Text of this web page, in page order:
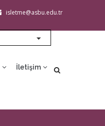
isletme@asbu.edu.tr
List additional
İletişim